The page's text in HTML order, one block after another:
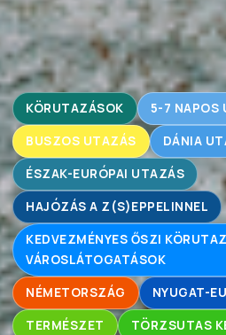
KÖRUTAZÁSOK 5-7 NAPOS
BUSZOS UTAZÁS DÁNIA
ÉSZAK-EURÓPAI UTAZÁS
HAJÓZÁS A Z(S)EPPELINNEL
KEDVEZMÉNYES ŐSZI
VÁROSLÁTOGATÁSOK
NÉMETORSZÁG NYUGAT-
TERMÉSZET TÖRZSUTAS